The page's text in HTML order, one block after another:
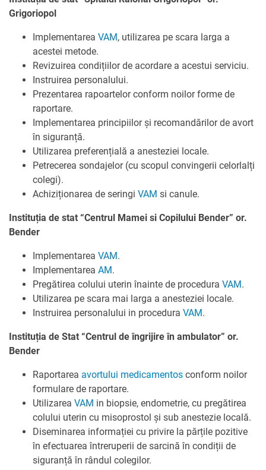
Grigoriopol
Implementarea VAM, utilizarea pe scara larga a
acestei metode.
Revizuirea condițiilor de acordare a acestui serviciu.
Instruirea personalului.
Prezentarea rapoartelor conform noilor forme de
raportare.
Implementarea principiilor și recomandărilor de avort
în siguranță.
Utilizarea preferențială a anesteziei locale.
Petrecerea sondajelor (cu scopul convingerii celorlalți
colegi).
Achiziționarea de seringi VAM si canule.
Instituția de stat “Centrul Mamei si Copilului Bender” or.
Bender
Implementarea VAM.
Implementarea AM.
Pregătirea colului uterin înainte de procedura VAM.
Utilizarea pe scara mai larga a anesteziei locale.
Instruirea personalului in procedura VAM.
Instituția de Stat “Centrul de îngrijire în ambulator” or.
Bender
Raportarea avortului medicamentos conform noilor
formulare de raportare.
Utilizarea VAM in biopsie, endometrie, cu pregătirea
colului uterin cu misoprostol și sub anestezie locală.
Diseminarea informației cu privire la părțile pozitive
în efectuarea întreruperii de sarcină în condiții de
siguranță în rândul colegilor.